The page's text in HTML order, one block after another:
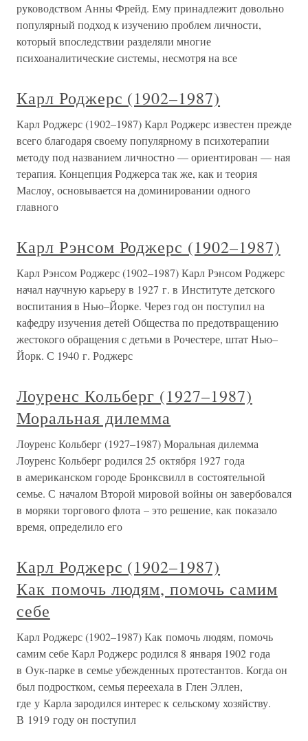
руководством Анны Фрейд. Ему принадлежит довольно
популярный подход к изучению проблем личности,
который впоследствии разделяли многие
психоаналитические системы, несмотря на все
Карл Роджерс (1902–1987)
Карл Роджерс (1902–1987) Карл Роджерс известен прежде
всего благодаря своему популярному в психотерапии
методу под названием личностно — ориентирован — ная
терапия. Концепция Роджерса так же, как и теория
Маслоу, основывается на доминировании одного
главного
Карл Рэнсом Роджерс (1902–1987)
Карл Рэнсом Роджерс (1902–1987) Карл Рэнсом Роджерс
начал научную карьеру в 1927 г. в Институте детского
воспитания в Нью–Йорке. Через год он поступил на
кафедру изучения детей Общества по предотвращению
жестокого обращения с детьми в Рочестере, штат Нью–
Йорк. С 1940 г. Роджерс
Лоуренс Кольберг (1927–1987)
Моральная дилемма
Лоуренс Кольберг (1927–1987) Моральная дилемма
Лоуренс Кольберг родился 25 октября 1927 года
в американском городе Бронксвилл в состоятельной
семье. С началом Второй мировой войны он завербовался
в моряки торгового флота – это решение, как показало
время, определило его
Карл Роджерс (1902–1987)
Как помочь людям, помочь самим
себе
Карл Роджерс (1902–1987) Как помочь людям, помочь
самим себе Карл Роджерс родился 8 января 1902 года
в Оук-парке в семье убежденных протестантов. Когда он
был подростком, семья переехала в Глен Эллен,
где у Карла зародился интерес к сельскому хозяйству.
В 1919 году он поступил